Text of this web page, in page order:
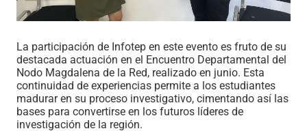
La participación de Infotep en este evento es fruto de su
destacada actuación en el Encuentro Departamental del
Nodo Magdalena de la Red, realizado en junio. Esta
continuidad de experiencias permite a los estudiantes
madurar en su proceso investigativo, cimentando así las
bases para convertirse en los futuros líderes de
investigación de la región.